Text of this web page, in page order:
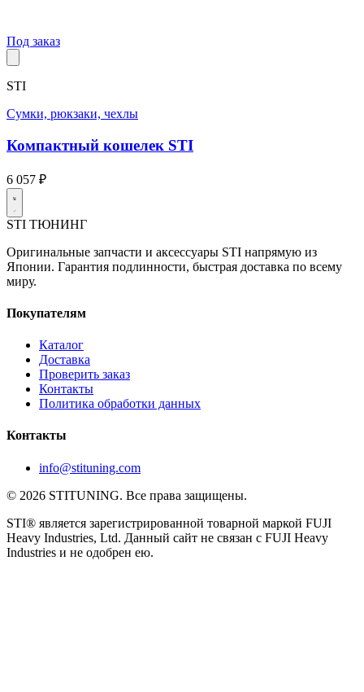
Под заказ
STI
Сумки, рюкзаки, чехлы
Компактный кошелек STI
6 057 ₽
STI ТЮНИНГ
Оригинальные запчасти и аксессуары STI напрямую из
Японии. Гарантия подлинности, быстрая доставка по всему
миру.
Покупателям
Каталог
Доставка
Проверить заказ
Контакты
Политика обработки данных
Контакты
info@stituning.com
© 2026 STITUNING. Все права защищены.
STI® является зарегистрированной товарной маркой FUJI
Heavy Industries, Ltd. Данный сайт не связан с FUJI Heavy
Industries и не одобрен ею.